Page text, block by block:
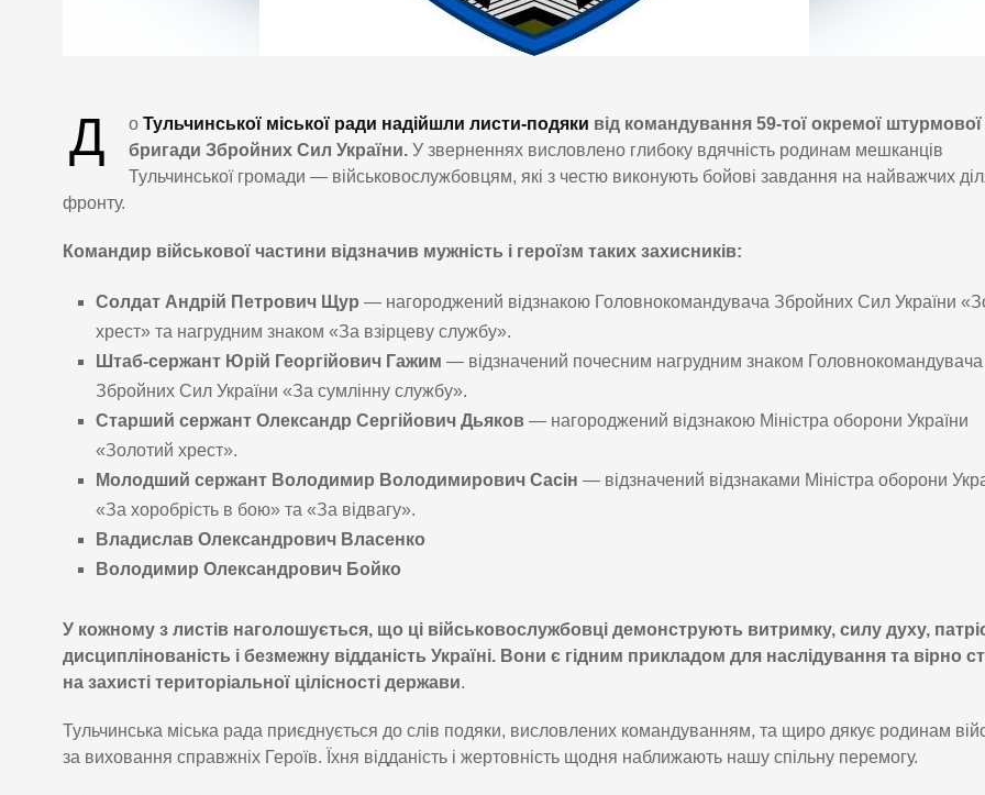
Д о Тульчинської міської ради надійшли листи-подяки від командування 59-тої окремої штурмової
бригади Збройних Сил України. У зверненнях висловлено глибоку вдячність родинам мешканців
Тульчинської громади — військовослужбовцям, які з честю виконують бойові завдання на найважчих
фронту.
Командир військової частини відзначив мужність і героїзм таких захисників:
Солдат Андрій Петрович Щур — нагороджений відзнакою Головнокомандувача Збройних Сил України
хрест» та нагрудним знаком «За взірцеву службу».
Штаб-сержант Юрій Георгійович Гажим — відзначений почесним нагрудним знаком Головнокомандувача
Збройних Сил України «За сумлінну службу».
Старший сержант Олександр Сергійович Дьяков — нагороджений відзнакою Міністра оборони України
«Золотий хрест».
Молодший сержант Володимир Володимирович Сасін — відзначений відзнаками Міністра оборони
«За хоробрість в бою» та «За відвагу».
Владислав Олександрович Власенко
Володимир Олександрович Бойко
У кожному з листів наголошується, що ці військовослужбовці демонструють витримку, силу духу,
дисциплінованість і безмежну відданість Україні. Вони є гідним прикладом для наслідування та вірно
на захисті територіальної цілісності держави.
Тульчинська міська рада приєднується до слів подяки, висловлених командуванням, та щиро дякує родинам
за виховання справжніх Героїв. Їхня відданість і жертовність щодня наближають нашу спільну перемогу.